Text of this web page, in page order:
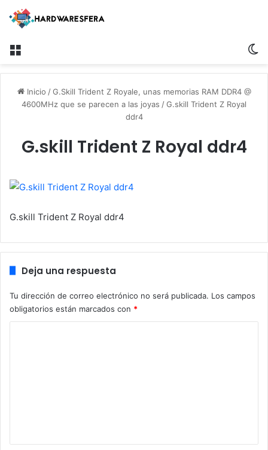
Inicio / G.Skill Trident Z Royale, unas memorias RAM DDR4 @
4600MHz que se parecen a las joyas /G.skill Trident Z Royal
ddr4
G.skill Trident Z Royal ddr4
G.skill Trident Z Royal ddr4
Deja una respuesta
Tu dirección de correo electrónico no será publicada. Los campos
obligatorios están marcados con *